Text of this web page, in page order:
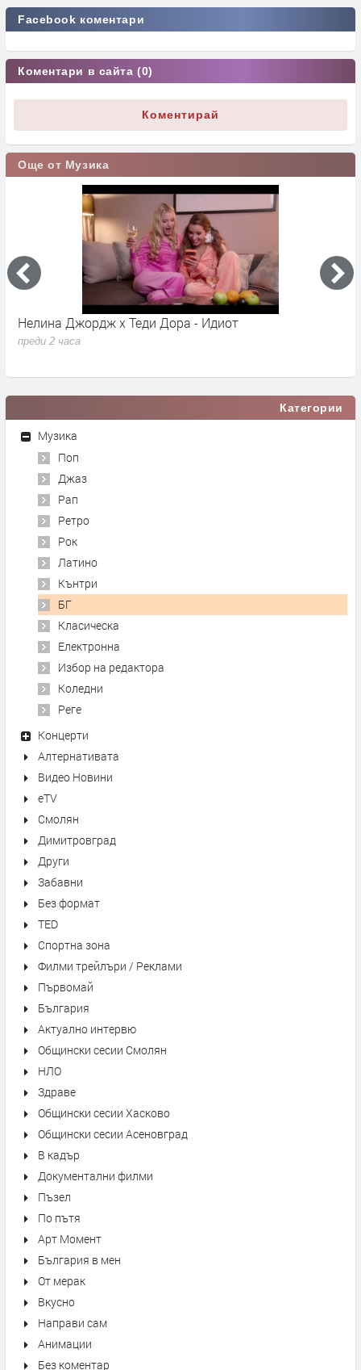
Facebook коментари
Коментари в сайта (0)
Коментирай
Още от Музика
Нелина Джордж x Теди Дора - Идиот
преди 2 часа
Категории
Музика
Поп
Джаз
Рап
Ретро
Рок
Латино
Кънтри
БГ
Класическа
Електронна
Избор на редактора
Коледни
Реге
Концерти
Алтернативата
Видео Новини
eTV
Смолян
Димитровград
Други
Забавни
Без формат
TED
Спортна зона
Филми трейлъри / Реклами
Първомай
България
Актуално интервю
Общински сесии Смолян
НЛО
Здраве
Общински сесии Хасково
Общински сесии Асеновград
В кадър
Документални филми
Пъзел
По пътя
Арт Момент
България в мен
От мерак
Вкусно
Направи сам
Анимации
Без коментар